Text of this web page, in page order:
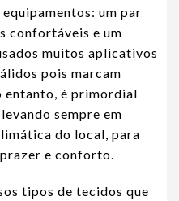
um par
confortáveis e um
muitos aplicativos
pois marcam
entanto, é primordial
sempre em
do local, para
e conforto.
tipos de tecidos que